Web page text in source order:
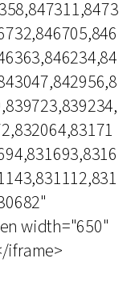
width="650"
iframe>